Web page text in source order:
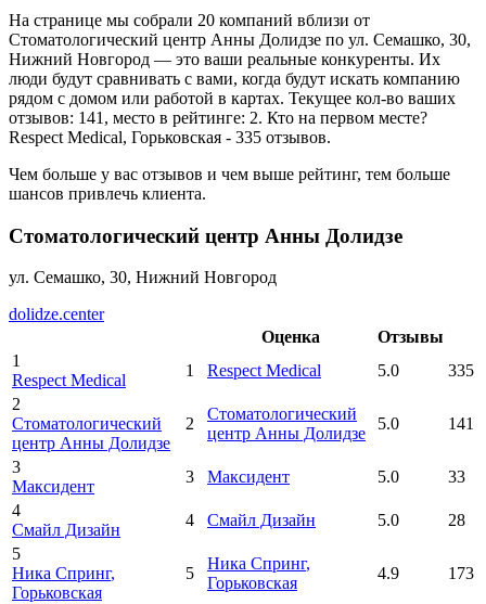
На странице мы собрали 20 компаний вблизи от
Стоматологический центр Анны Долидзе по ул. Семашко, 30,
Нижний Новгород — это ваши реальные конкуренты. Их
люди будут сравнивать с вами, когда будут искать компанию
рядом с домом или работой в картах. Текущее кол-во ваших
отзывов: 141, место в рейтинге: 2. Кто на первом месте?
Respect Medical, Горьковская - 335 отзывов.
Чем больше у вас отзывов и чем выше рейтинг, тем больше
шансов привлечь клиента.
Стоматологический центр Анны Долидзе
ул. Семашко, 30, Нижний Новгород
dolidze.center
Оценка
Отзывы
1
Respect Medical
1 Respect Medical 5.0
335
2
Стоматологический
центр Анны Долидзе
2
Стоматологический
центр Анны Долидзе
5.0 141
3
Максидент
3 Максидент 5.0
33
4
Смайл Дизайн
4 Смайл Дизайн 5.0
28
5
Ника Спринг,
Горьковская
5
Ника Спринг,
Горьковская
4.9 173